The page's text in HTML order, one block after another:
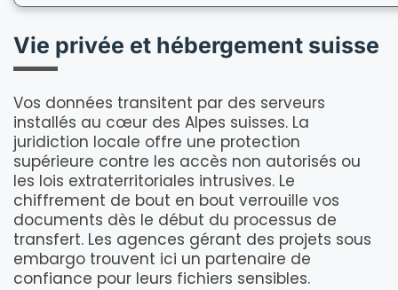
Vie privée et hébergement suisse
Vos données transitent par des serveurs
installés au cœur des Alpes suisses. La
juridiction locale offre une protection
supérieure contre les accès non autorisés ou
les lois extraterritoriales intrusives. Le
chiffrement de bout en bout verrouille vos
documents dès le début du processus de
transfert. Les agences gérant des projets sous
embargo trouvent ici un partenaire de
confiance pour leurs fichiers sensibles.